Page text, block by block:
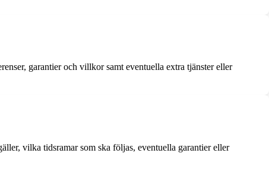
garantier och villkor samt eventuella extra tjänster eller
vilka tidsramar som ska följas, eventuella garantier eller